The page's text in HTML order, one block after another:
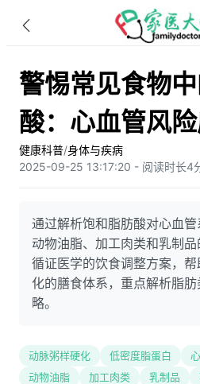
警惕常见食物
酸：心血管风
健康科普/身体与疾病
2025-09-25 13:17:20 - 阅读时长4
通过解析饱和脂肪酸对心血
动物油脂、加工肉类和乳制
循证医学的饮食调整方案，
化的膳食体系，重点解析脂
略。
动脉粥样硬化 低密度脂蛋白
动物油脂
加工肉类 乳制品